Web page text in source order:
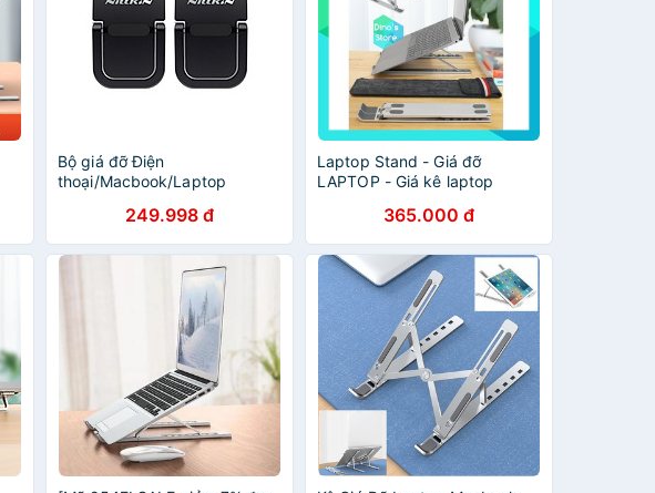
Bộ giá đỡ Điện
thoại/Macbook/Laptop
Stand - Hàng Nhập Khẩu
249.998 đ
Laptop Stand - Giá đỡ
LAPTOP - Giá kê laptop
đỡ MÁY TÍNH hợp kim nhôm
cao cấp
365.000 đ